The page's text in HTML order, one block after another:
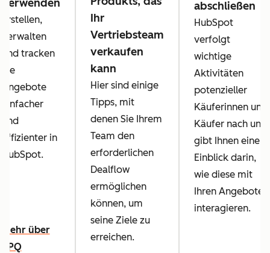
verwenden
Erstellen,
verwalten
und tracken
Sie
Angebote
einfacher
und
effizienter in
HubSpot.
Mehr über
CPQ
Ihr
Vertriebsteam
verkaufen
kann
Hier sind einige
Tipps, mit
denen Sie Ihrem
Team den
erforderlichen
Dealflow
ermöglichen
können, um
seine Ziele zu
erreichen.
abschließen
HubSpot
verfolgt
wichtige
Aktivitäten
potenzieller
Käuferinnen und
Käufer nach und
gibt Ihnen einen
Einblick darin,
wie diese mit
Ihren Angeboten
interagieren.